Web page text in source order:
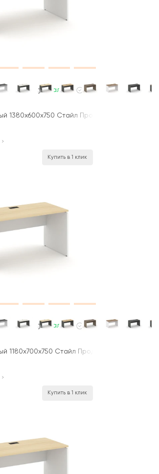
В наличии
1380x600x750 Стайл Проджект / Style
Купить в 1 клик
В наличии
1180x700x750 Стайл Проджект / Style
Купить в 1 клик